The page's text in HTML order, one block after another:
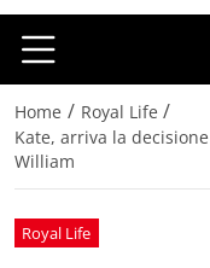
Home / Royal Life /
Kate, arriva la
William
Royal Life